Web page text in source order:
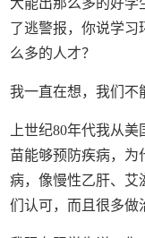
大能出那么多的好学
了逃警报，你说学习
么多的人才？
我一直在想，我们不
上世纪80年代我从
苗能够预防疾病，为
病，像慢性乙肝、艾
们认可，而且很多做